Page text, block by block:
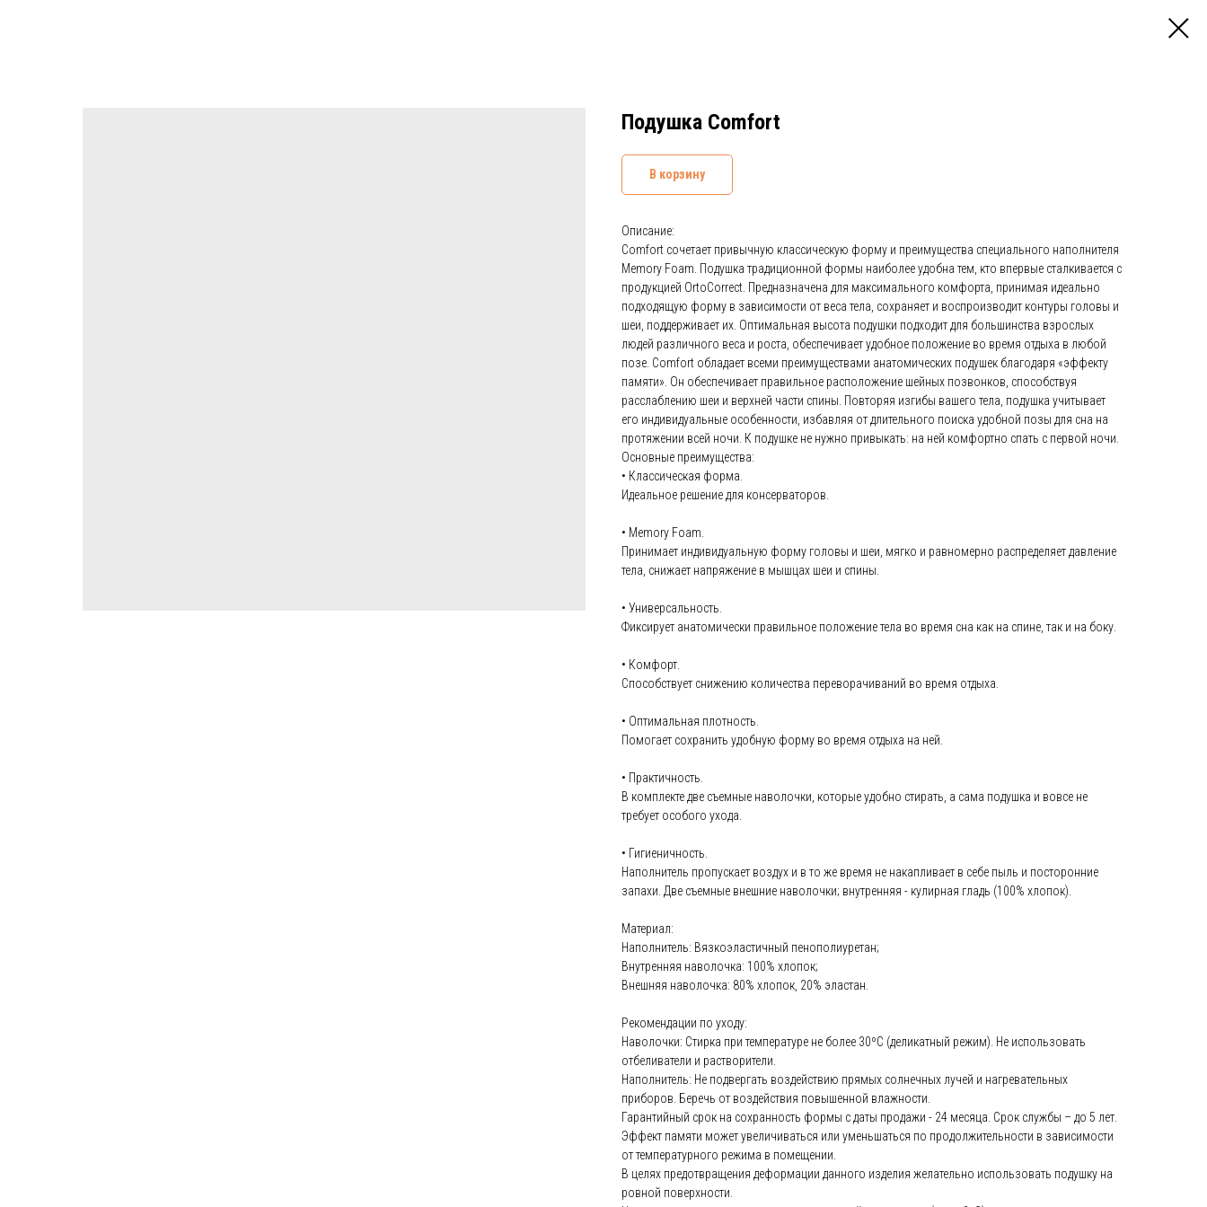
Подушка Comfort
В корзину
Описание:
Comfort сочетает привычную классическую форму и преимущества специального наполнителя
Memory Foam. Подушка традиционной формы наиболее удобна тем, кто впервые сталкивается с
продукцией OrtoCorrect. Предназначена для максимального комфорта, принимая идеально
подходящую форму в зависимости от веса тела, сохраняет и воспроизводит контуры головы и
шеи, поддерживает их. Оптимальная высота подушки подходит для большинства взрослых
людей различного веса и роста, обеспечивает удобное положение во время отдыха в любой
позе. Comfort обладает всеми преимуществами анатомических подушек благодаря «эффекту
памяти». Он обеспечивает правильное расположение шейных позвонков, способствуя
расслаблению шеи и верхней части спины. Повторяя изгибы вашего тела, подушка учитывает
его индивидуальные особенности, избавляя от длительного поиска удобной позы для сна на
протяжении всей ночи. К подушке не нужно привыкать: на ней комфортно спать с первой ночи.
Основные преимущества:
• Классическая форма.
Идеальное решение для консерваторов.
• Memory Foam.
Принимает индивидуальную форму головы и шеи, мягко и равномерно распределяет давление
тела, снижает напряжение в мышцах шеи и спины.
• Универсальность.
Фиксирует анатомически правильное положение тела во время сна как на спине, так и на боку.
• Комфорт.
Способствует снижению количества переворачиваний во время отдыха.
• Оптимальная плотность.
Помогает сохранить удобную форму во время отдыха на ней.
• Практичность.
В комплекте две съемные наволочки, которые удобно стирать, а сама подушка и вовсе не
требует особого ухода.
• Гигиеничность.
Наполнитель пропускает воздух и в то же время не накапливает в себе пыль и посторонние
запахи. Две съемные внешние наволочки; внутренняя - кулирная гладь (100% хлопок).
Материал:
Наполнитель: Вязкоэластичный пенополиуретан;
Внутренняя наволочка: 100% хлопок;
Внешняя наволочка: 80% хлопок, 20% эластан.
Рекомендации по уходу:
Наволочки: Стирка при температуре не более 30ºС (деликатный режим). Не использовать
отбеливатели и растворители.
Наполнитель: Не подвергать воздействию прямых солнечных лучей и нагревательных
приборов. Беречь от воздействия повышенной влажности.
Гарантийный срок на сохранность формы с даты продажи - 24 месяца. Срок службы – до 5 лет.
Эффект памяти может увеличиваться или уменьшаться по продолжительности в зависимости
от температурного режима в помещении.
В целях предотвращения деформации данного изделия желательно использовать подушку на
ровной поверхности.